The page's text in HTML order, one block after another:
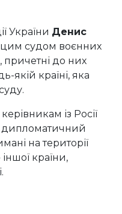
України Денис
цим судом воєнних
причетні до них
якій країні, яка
із Росії
дипломатичний
на території
країни,